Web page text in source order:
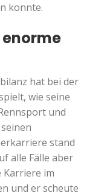
konnte.
enorme
hat bei der
wie seine
und
stand
alle Fälle aber
Karriere im
und er scheute